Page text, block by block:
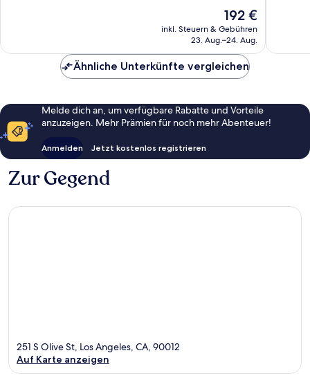
Der
Preis
beträgt
192 €
inkl. Steuern & Gebühren
23. Aug.–24. Aug.
Ähnliche Unterkünfte vergleichen
Melde dich an, um verfügbare Rabatte und Vorteile
anzuzeigen. Mehr Prämien für noch mehr Abenteuer!
Anmelden Jetzt kostenlos registrieren
Zur Gegend
251 S Olive St, Los Angeles, CA, 90012
Auf Karte anzeigen